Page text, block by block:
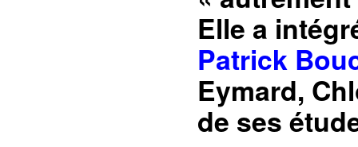
Elle a
Patrick
Eymard,
de ses